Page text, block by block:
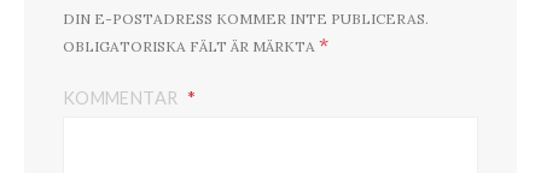
DIN E-POSTADRESS KOMMER INTE PUBLICERAS.
OBLIGATORISKA FÄLT ÄR MÄRKTA *
KOMMENTAR